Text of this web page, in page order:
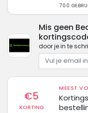
700
Mis geen
door je in te
€5
KORTING
MEEST